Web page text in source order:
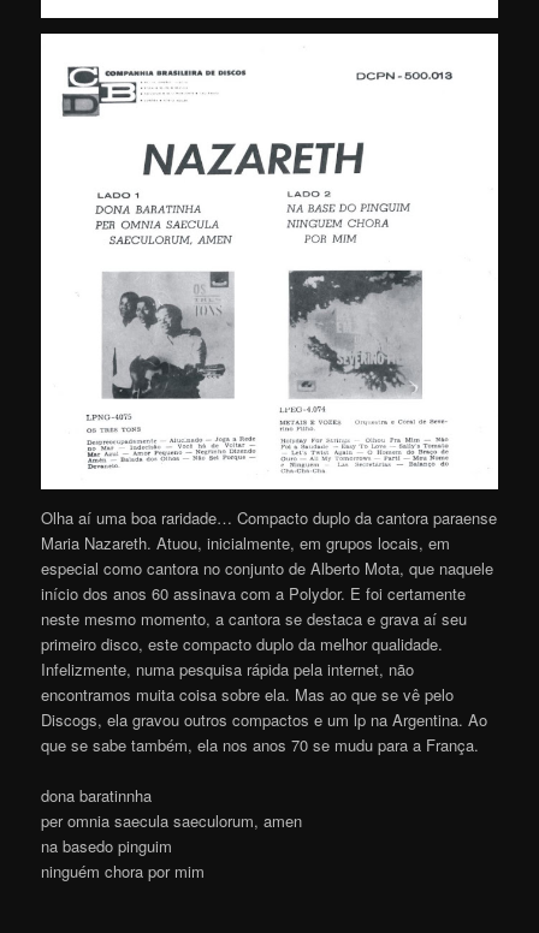
Olha aí uma boa raridade… Compacto duplo da cantora paraense
Maria Nazareth. Atuou, inicialmente, em grupos locais, em
especial como cantora no conjunto de Alberto Mota, que naquele
início dos anos 60 assinava com a Polydor. E foi certamente
neste mesmo momento, a cantora se destaca e grava aí seu
primeiro disco, este compacto duplo da melhor qualidade.
Infelizmente, numa pesquisa rápida pela internet, não
encontramos muita coisa sobre ela. Mas ao que se vê pelo
Discogs, ela gravou outros compactos e um lp na Argentina. Ao
que se sabe também, ela nos anos 70 se mudu para a França.
dona baratinnha
per omnia saecula saeculorum, amen
na basedo pinguim
ninguém chora por mim